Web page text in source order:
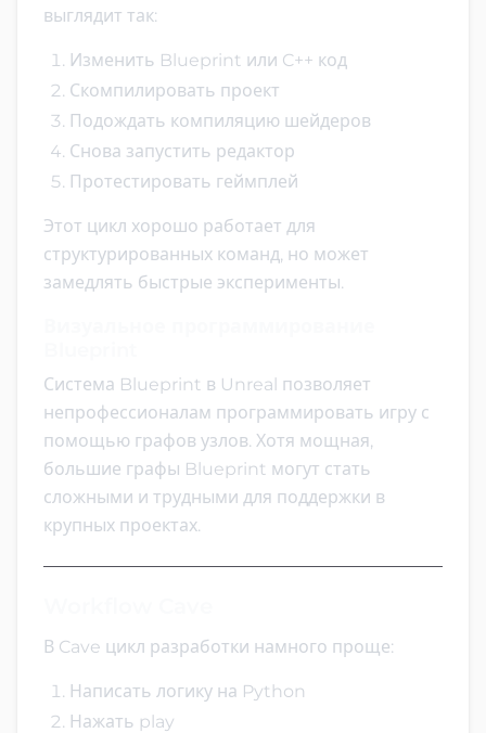
выглядит так:
Изменить Blueprint или C++ код
Скомпилировать проект
Подождать компиляцию шейдеров
Снова запустить редактор
Протестировать геймплей
Этот цикл хорошо работает для
структурированных команд, но может
замедлять быстрые эксперименты.
Система Blueprint в Unreal позволяет
непрофессионалам программировать игру с
помощью графов узлов. Хотя мощная,
большие графы Blueprint могут стать
сложными и трудными для поддержки в
крупных проектах.
В Cave цикл разработки намного проще:
Написать логику на Python
Нажать play